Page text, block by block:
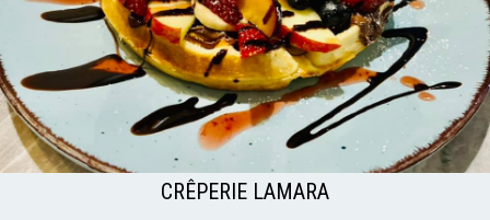
CRÊPERIE LAMARA